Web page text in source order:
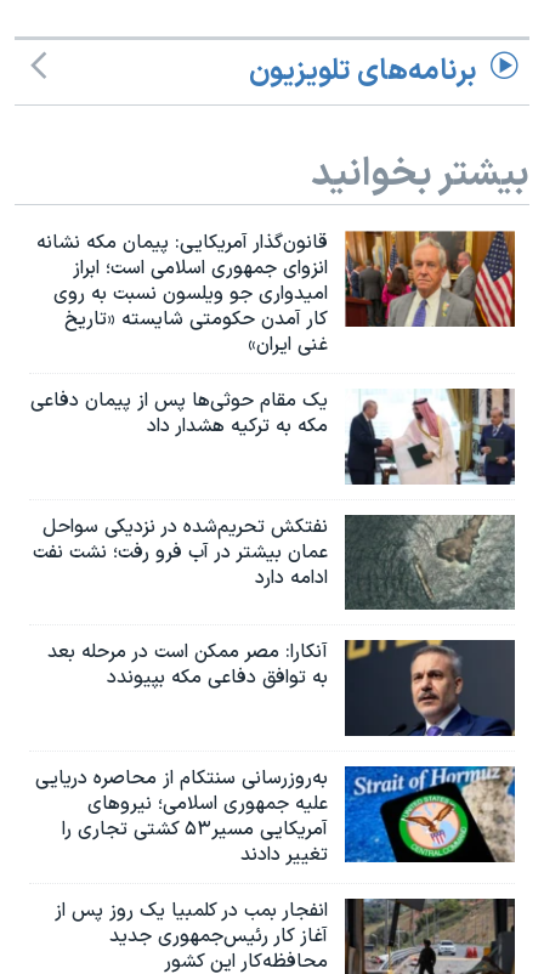
سفر پرزیدنت ترامپ به چین
برنامه‌های تلویزیون
بیشتر بخوانید
قانون‌گذار آمریکایی: پیمان مکه نشانه
انزوای جمهوری اسلامی است؛ ابراز
امیدواری جو ویلسون نسبت به روی
کار آمدن حکومتی شایسته «تاریخ
غنی ایران»
یک مقام حوثی‌ها پس از پیمان دفاعی
مکه به ترکیه هشدار داد
نفتکش تحریم‌شده در نزدیکی سواحل
عمان بیشتر در آب فرو رفت؛ نشت نفت
ادامه دارد
آنکارا: مصر ممکن است در مرحله بعد
به توافق دفاعی مکه بپیوندد
به‌روزرسانی سنتکام از محاصره دریایی
علیه جمهوری اسلامی؛ نیروهای
آمریکایی مسیر۵۳ کشتی تجاری را
تغییر دادند
انفجار بمب‌‌ در کلمبیا یک روز پس از
آغاز کار رئیس‌جمهوری جدید
محافظه‌کار این کشور